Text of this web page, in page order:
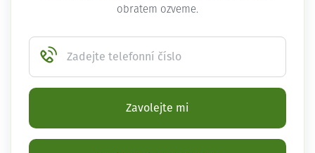
obratem ozveme.
Zadejte telefonní číslo
Zavolejte mi